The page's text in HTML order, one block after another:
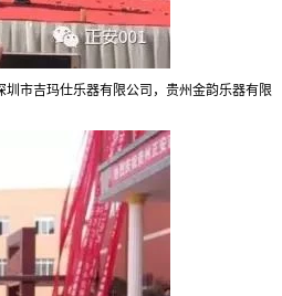
市吉玛仕乐器有限公司，贵州金韵乐器有限